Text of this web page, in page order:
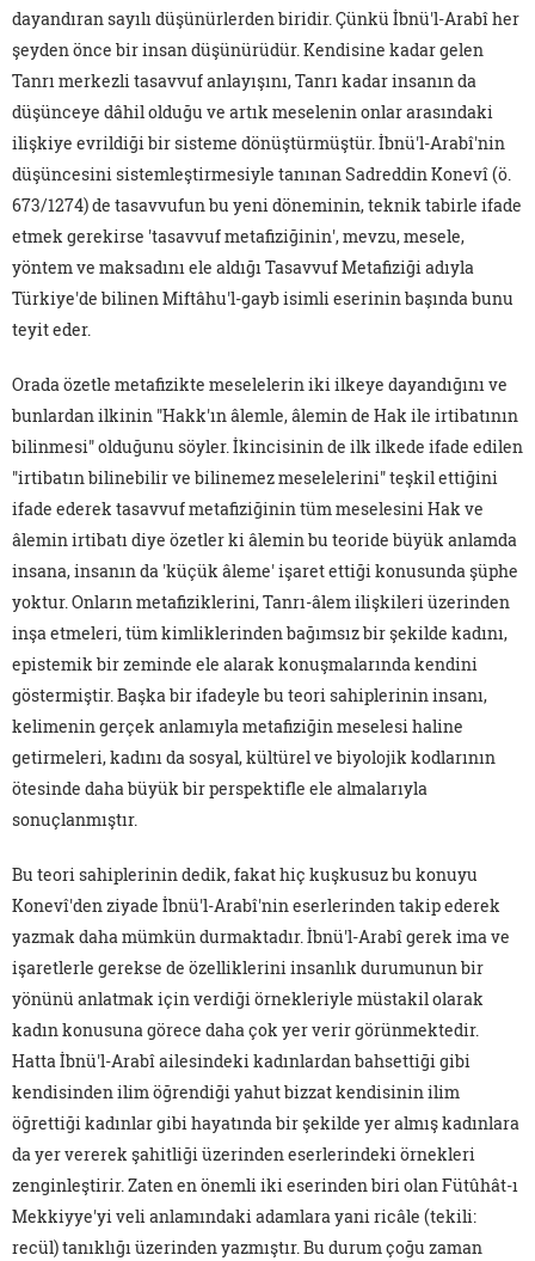
dayandıran sayılı düşünürlerden biridir. Çünkü İbnü'l-Arabî her
şeyden önce bir insan düşünürüdür. Kendisine kadar gelen
Tanrı merkezli tasavvuf anlayışını, Tanrı kadar insanın da
düşünceye dâhil olduğu ve artık meselenin onlar arasındaki
ilişkiye evrildiği bir sisteme dönüştürmüştür. İbnü'l-Arabî'nin
düşüncesini sistemleştirmesiyle tanınan Sadreddin Konevî (ö.
673/1274) de tasavvufun bu yeni döneminin, teknik tabirle ifade
etmek gerekirse 'tasavvuf metafiziğinin', mevzu, mesele,
yöntem ve maksadını ele aldığı Tasavvuf Metafiziği adıyla
Türkiye'de bilinen Miftâhu'l-gayb isimli eserinin başında bunu
teyit eder.
Orada özetle metafizikte meselelerin iki ilkeye dayandığını ve
bunlardan ilkinin "Hakk'ın âlemle, âlemin de Hak ile irtibatının
bilinmesi" olduğunu söyler. İkincisinin de ilk ilkede ifade edilen
"irtibatın bilinebilir ve bilinemez meselelerini" teşkil ettiğini
ifade ederek tasavvuf metafiziğinin tüm meselesini Hak ve
âlemin irtibatı diye özetler ki âlemin bu teoride büyük anlamda
insana, insanın da 'küçük âleme' işaret ettiği konusunda şüphe
yoktur. Onların metafiziklerini, Tanrı-âlem ilişkileri üzerinden
inşa etmeleri, tüm kimliklerinden bağımsız bir şekilde kadını,
epistemik bir zeminde ele alarak konuşmalarında kendini
göstermiştir. Başka bir ifadeyle bu teori sahiplerinin insanı,
kelimenin gerçek anlamıyla metafiziğin meselesi haline
getirmeleri, kadını da sosyal, kültürel ve biyolojik kodlarının
ötesinde daha büyük bir perspektifle ele almalarıyla
sonuçlanmıştır.
Bu teori sahiplerinin dedik, fakat hiç kuşkusuz bu konuyu
Konevî'den ziyade İbnü'l-Arabî'nin eserlerinden takip ederek
yazmak daha mümkün durmaktadır. İbnü'l-Arabî gerek ima ve
işaretlerle gerekse de özelliklerini insanlık durumunun bir
yönünü anlatmak için verdiği örnekleriyle müstakil olarak
kadın konusuna görece daha çok yer verir görünmektedir.
Hatta İbnü'l-Arabî ailesindeki kadınlardan bahsettiği gibi
kendisinden ilim öğrendiği yahut bizzat kendisinin ilim
öğrettiği kadınlar gibi hayatında bir şekilde yer almış kadınlara
da yer vererek şahitliği üzerinden eserlerindeki örnekleri
zenginleştirir. Zaten en önemli iki eserinden biri olan Fütûhât-ı
Mekkiyye'yi veli anlamındaki adamlara yani ricâle (tekili:
recül) tanıklığı üzerinden yazmıştır. Bu durum çoğu zaman